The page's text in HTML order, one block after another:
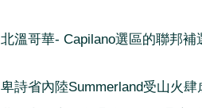
北溫哥華- Capilano選區的聯邦補
卑詩省內陸Summerland受山火肆